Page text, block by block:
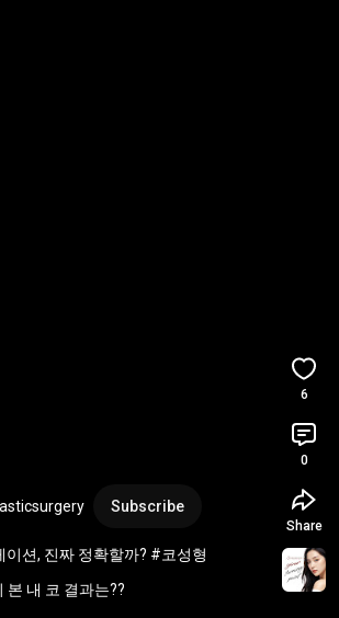
Subscribe
이션, 진짜 정확할까? #코성형
본 내 코 결과는??
6
0
Share